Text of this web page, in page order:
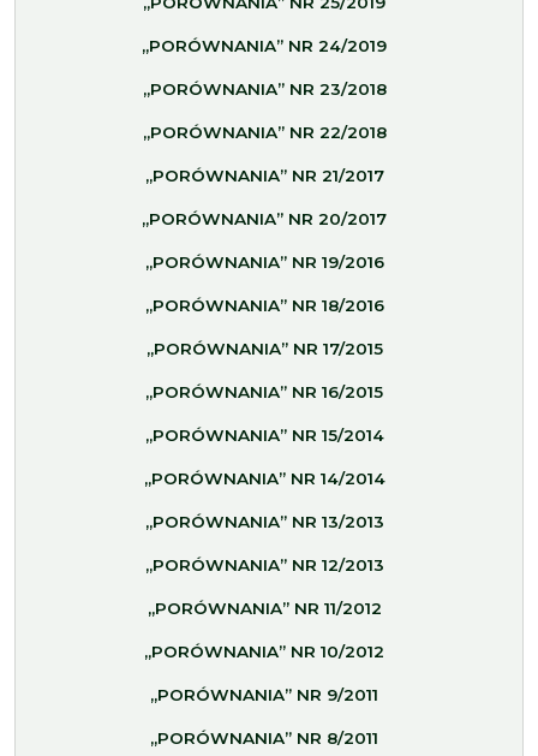
„PORÓWNANIA” NR 24/2019
„PORÓWNANIA” NR 23/2018
„PORÓWNANIA” NR 22/2018
„PORÓWNANIA” NR 21/2017
„PORÓWNANIA” NR 20/2017
„PORÓWNANIA” NR 19/2016
„PORÓWNANIA” NR 18/2016
„PORÓWNANIA” NR 17/2015
„PORÓWNANIA” NR 16/2015
„PORÓWNANIA” NR 15/2014
„PORÓWNANIA” NR 14/2014
„PORÓWNANIA” NR 13/2013
„PORÓWNANIA” NR 12/2013
„PORÓWNANIA” NR 11/2012
„PORÓWNANIA” NR 10/2012
„PORÓWNANIA” NR 9/2011
„PORÓWNANIA” NR 8/2011